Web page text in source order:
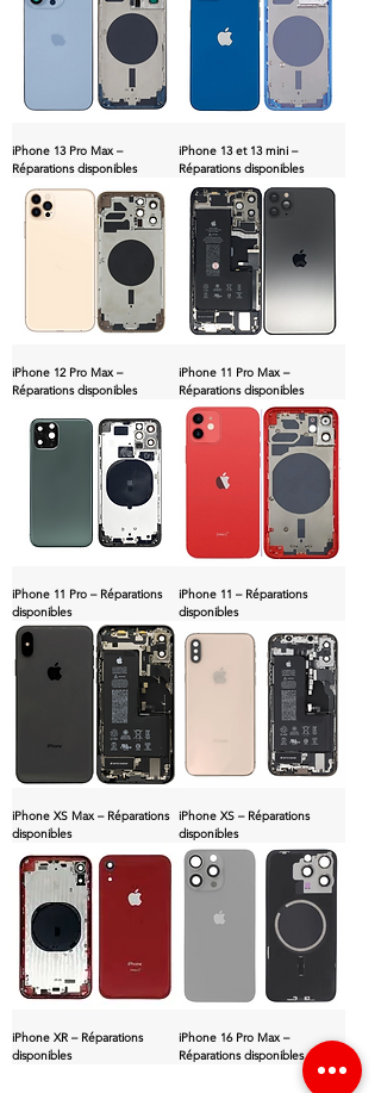
iPhone 13 Pro Max –
Réparations disponibles
iPhone 13 et 13 mini –
Réparations disponibles
iPhone 12 Pro Max –
Réparations disponibles
iPhone 11 Pro Max –
Réparations disponibles
iPhone 11 Pro – Réparations
disponibles
iPhone 11 – Réparations
disponibles
iPhone XS Max – Réparations
disponibles
iPhone XS – Réparations
disponibles
iPhone XR – Réparations
disponibles
iPhone 16 Pro Max –
Réparations disponibles